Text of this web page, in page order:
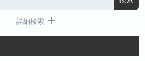
詳細検索